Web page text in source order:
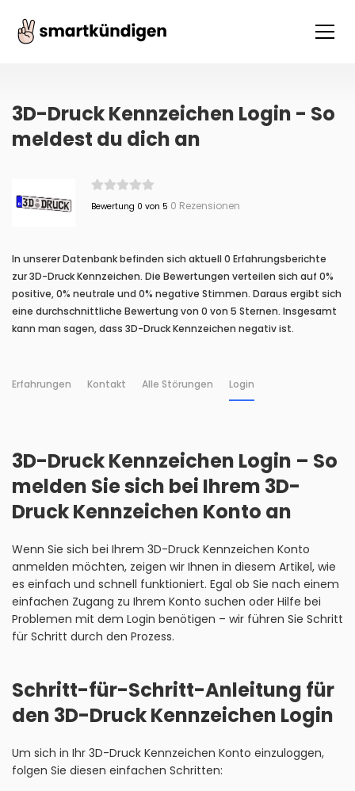
3D-Druck Kennzeichen Login - So
meldest du dich an
Bewertung 0 von 5 0 Rezensionen
In unserer Datenbank befinden sich aktuell 0 Erfahrungsberichte
zur 3D-Druck Kennzeichen. Die Bewertungen verteilen sich auf 0%
positive, 0% neutrale und 0% negative Stimmen. Daraus ergibt sich
eine durchschnittliche Bewertung von 0 von 5 Sternen. Insgesamt
kann man sagen, dass 3D-Druck Kennzeichen negativ ist.
Erfahrungen Kontakt Alle Störungen Login
3D-Druck Kennzeichen Login – So
melden Sie sich bei Ihrem 3D-
Druck Kennzeichen Konto an
Wenn Sie sich bei Ihrem 3D-Druck Kennzeichen Konto
anmelden möchten, zeigen wir Ihnen in diesem Artikel, wie
es einfach und schnell funktioniert. Egal ob Sie nach einem
einfachen Zugang zu Ihrem Konto suchen oder Hilfe bei
Problemen mit dem Login benötigen – wir führen Sie Schritt
für Schritt durch den Prozess.
Schritt-für-Schritt-Anleitung für
den 3D-Druck Kennzeichen Login
Um sich in Ihr 3D-Druck Kennzeichen Konto einzuloggen,
folgen Sie diesen einfachen Schritten: